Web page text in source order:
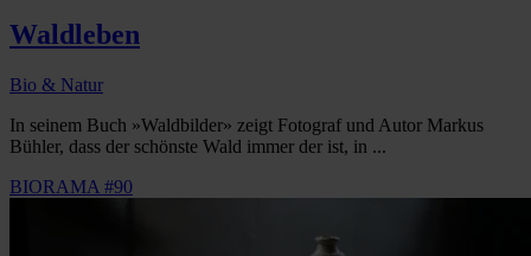
Waldleben
Bio & Natur
In seinem Buch »Waldbilder» zeigt Fotograf und Autor Markus
Bühler, dass der schönste Wald immer der ist, in ...
BIORAMA #90